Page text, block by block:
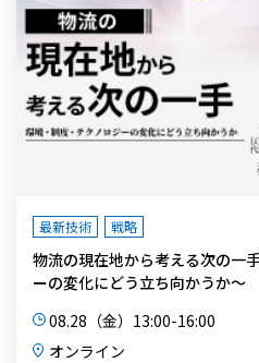
最新技術 戦略
物流の現在地から考える次の一
ーの変化にどう立ち向かうか～
08.28（金）13:00-16:00
オンライン